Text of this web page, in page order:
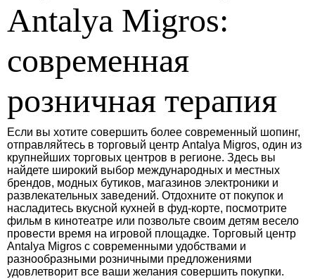
Antalya Migros:
современная
розничная терапия
Если вы хотите совершить более современный шопинг,
отправляйтесь в торговый центр Antalya Migros, один из
крупнейших торговых центров в регионе. Здесь вы
найдете широкий выбор международных и местных
брендов, модных бутиков, магазинов электроники и
развлекательных заведений. Отдохните от покупок и
насладитесь вкусной кухней в фуд-корте, посмотрите
фильм в кинотеатре или позвольте своим детям весело
провести время на игровой площадке. Торговый центр
Antalya Migros с современными удобствами и
разнообразными розничными предложениями
удовлетворит все ваши желания совершить покупки.